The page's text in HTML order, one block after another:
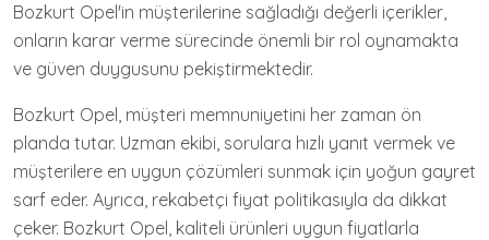
Bozkurt Opel'in müşterilerine sağladığı değerli içerikler,
onların karar verme sürecinde önemli bir rol oynamakta
ve güven duygusunu pekiştirmektedir.
Bozkurt Opel, müşteri memnuniyetini her zaman ön
planda tutar. Uzman ekibi, sorulara hızlı yanıt vermek ve
müşterilere en uygun çözümleri sunmak için yoğun gayret
sarf eder. Ayrıca, rekabetçi fiyat politikasıyla da dikkat
çeker. Bozkurt Opel, kaliteli ürünleri uygun fiyatlarla